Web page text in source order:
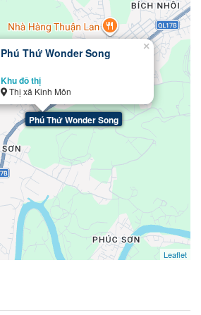
Phú Thứ Wonder Song
Phú Thứ Wonder Song
Khu đô thị
Thị xã Kinh Môn
×
Leaflet